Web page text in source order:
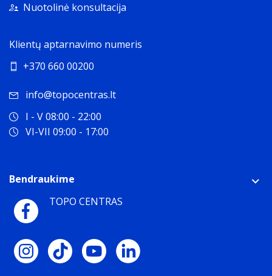
Nuotolinė konsultacija
Klientų aptarnavimo numeris
+370 660 00200
info@topocentras.lt
I - V 08:00 - 22:00
VI-VII 09:00 - 17:00
Bendraukime
TOPO CENTRAS